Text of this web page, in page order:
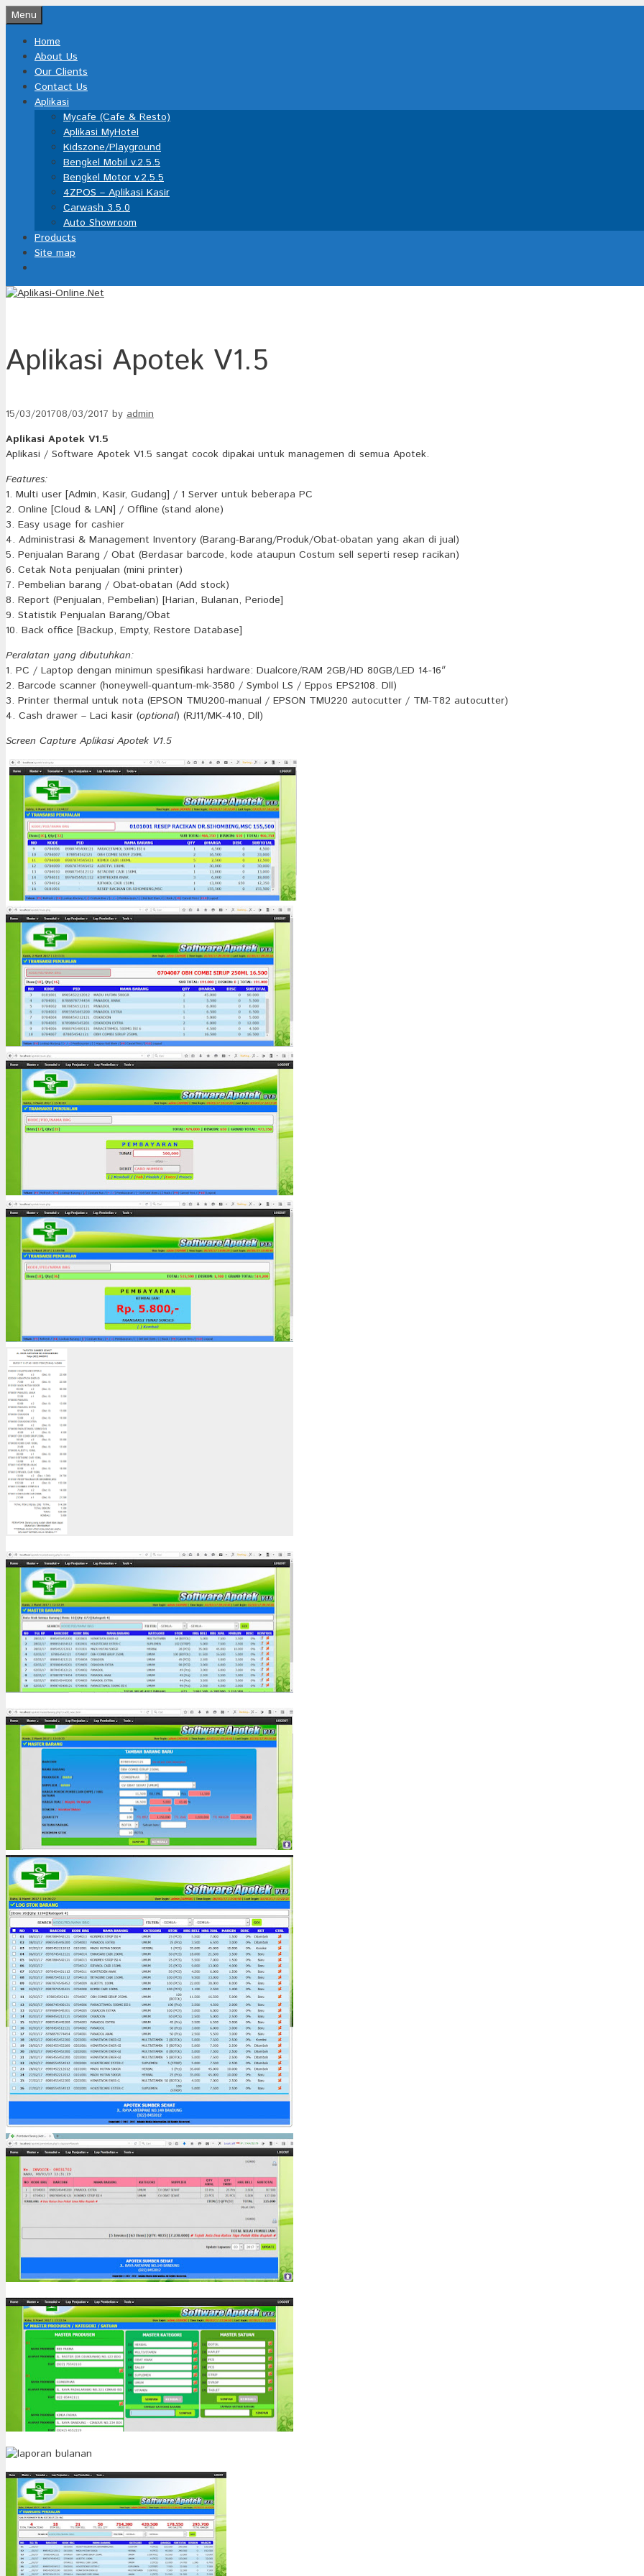
Skip
to
content
Menu
Home
About Us
Our Clients
Contact Us
Aplikasi
Mycafe (Cafe & Resto)
Aplikasi MyHotel
Kidszone/Playground
Bengkel Mobil v.2.5.5
Bengkel Motor v.2.5.5
4ZPOS – Aplikasi Kasir
Carwash 3.5.0
Auto Showroom
Products
Site map
Aplikasi Apotek V1.5
15/03/201708/03/2017 by admin
Aplikasi Apotek V1.5
Aplikasi / Software Apotek V1.5 sangat cocok dipakai untuk managemen di semua Apotek.
Features:
1. Multi user [Admin, Kasir, Gudang] / 1 Server untuk beberapa PC
2. Online [Cloud & LAN] / Offline (stand alone)
3. Easy usage for cashier
4. Administrasi & Management Inventory (Barang-Barang/Produk/Obat-obatan yang akan di jual)
5. Penjualan Barang / Obat (Berdasar barcode, kode ataupun Costum sell seperti resep racikan)
6. Cetak Nota penjualan (mini printer)
7. Pembelian barang / Obat-obatan (Add stock)
8. Report (Penjualan, Pembelian) [Harian, Bulanan, Periode]
9. Statistik Penjualan Barang/Obat
10. Back office [Backup, Empty, Restore Database]
Peralatan yang dibutuhkan:
1. PC / Laptop dengan minimun spesifikasi hardware: Dualcore/RAM 2GB/HD 80GB/LED 14-16″
2. Barcode scanner (honeywell-quantum-mk-3580 / Symbol LS / Eppos EPS2108. Dll)
3. Printer thermal untuk nota (EPSON TMU200-manual / EPSON TMU220 autocutter / TM-T82 autocutter)
4. Cash drawer – Laci kasir (optional) (RJ11/MK-410, Dll)
Screen Capture Aplikasi Apotek V1.5